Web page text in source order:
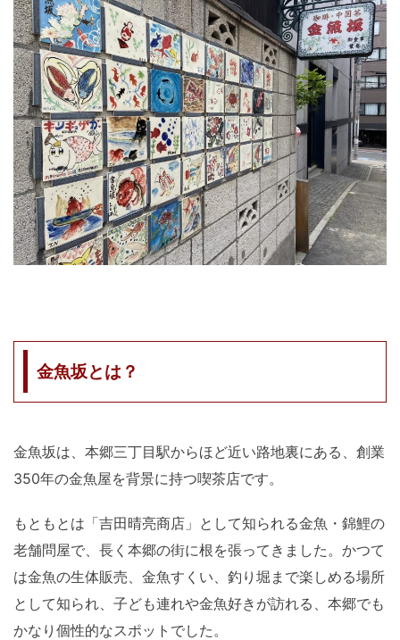
金魚坂とは？
金魚坂は、本郷三丁目駅からほど近い路地裏にある、創業
350年の金魚屋を背景に持つ喫茶店です。
もともとは「吉田晴亮商店」として知られる金魚・錦鯉の
老舗問屋で、長く本郷の街に根を張ってきました。かつて
は金魚の生体販売、金魚すくい、釣り堀まで楽しめる場所
として知られ、子ども連れや金魚好きが訪れる、本郷でも
かなり個性的なスポットでした。